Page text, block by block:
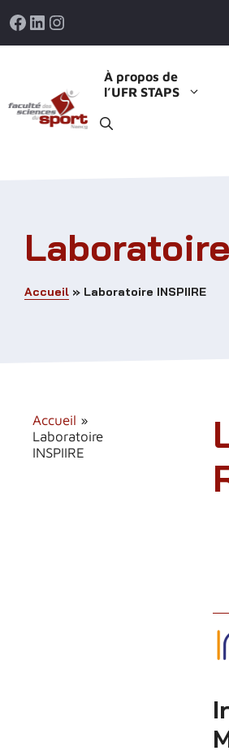
auFacebook
LinkedIn
Instagram
À propos de
l’UFR STAPS
Accueil » Laboratoire INSPIIRE
Accueil »
Laboratoire
INSPIIRE